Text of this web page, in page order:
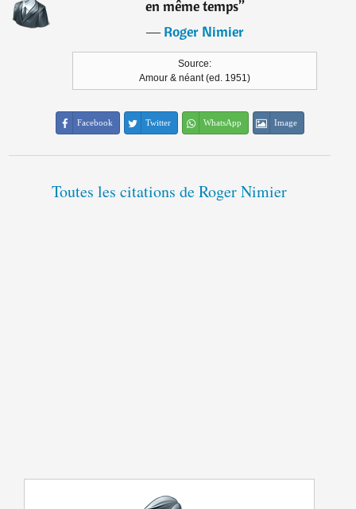
en même temps”
―Roger Nimier
Source:
Amour & néant (ed. 1951)
Facebook Twitter WhatsApp Image
Toutes les citations de Roger Nimier